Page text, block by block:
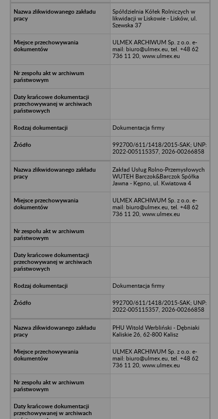
Spółdzielnia Kółek Rolniczych w
likwidacji w Liskowie - Lisków, ul.
Szewska 37
ULMEX ARCHIWUM Sp. z o.o. e-
mail: biuro@ulmex.eu, tel. +48 62
736 11 20, www.ulmex.eu
Dokumentacja firmy
992700/611/1418/2015-SAK; UNP:
2022-005115357, 2026-00266858
Zakład Usług Rolno-Przemysłowych
WUTEH Barczok&Barczok Spółka
Jawna - Kępno, ul. Kwiatowa 4
ULMEX ARCHIWUM Sp. z o.o. e-
mail: biuro@ulmex.eu, tel. +48 62
736 11 20, www.ulmex.eu
Dokumentacja firmy
992700/611/1418/2015-SAK; UNP:
2022-005115357, 2026-00266858
PHU Witold Werbliński - Dębniaki
Kaliskie 26, 62-800 Kalisz
ULMEX ARCHIWUM Sp. z o.o. e-
mail: biuro@ulmex.eu, tel. +48 62
736 11 20, www.ulmex.eu